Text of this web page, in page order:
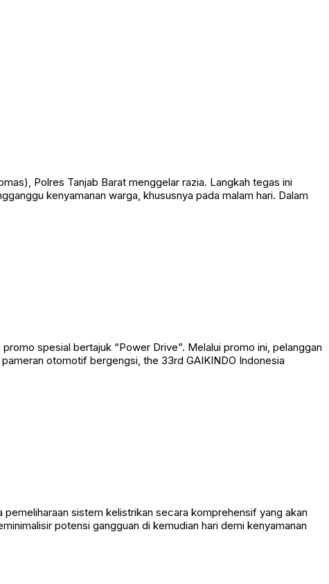
Polres Tanjab Barat menggelar razia. Langkah tegas ini
kenyamanan warga, khususnya pada malam hari. Dalam
spesial bertajuk “Power Drive”. Melalui promo ini, pelanggan
otomotif bergengsi, the 33rd GAIKINDO Indonesia
sistem kelistrikan secara komprehensif yang akan
potensi gangguan di kemudian hari demi kenyamanan